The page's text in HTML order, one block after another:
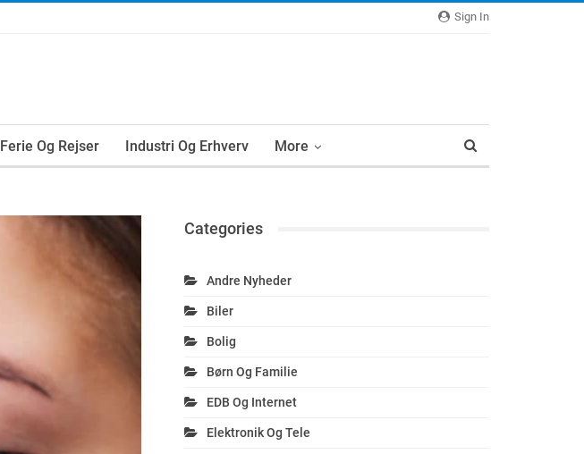
Sign In
Ferie Og Rejser Industri Og Erhverv More
Categories
Andre Nyheder
Biler
Bolig
Børn Og Familie
EDB Og Internet
Elektronik Og Tele